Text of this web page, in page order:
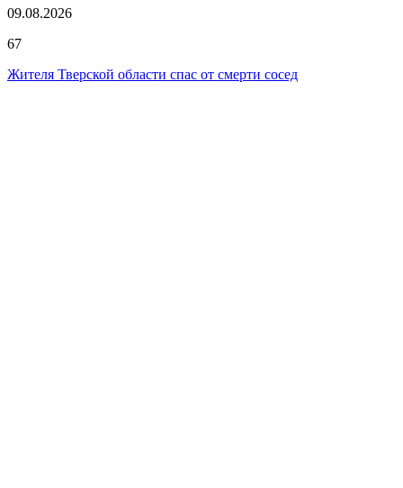
09.08.2026
67
Жителя Тверской области спас от смерти сосед